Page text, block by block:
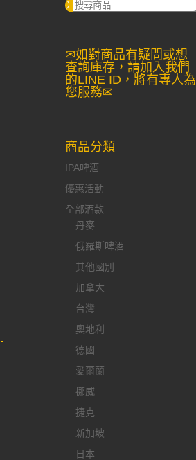
✉如對商品有疑問或想
查詢庫存，請加入我們
的LINE ID，將有專人為
您服務✉
商品分類
IPA啤酒
優惠活動
全部酒款
丹麥
俄羅斯啤酒
其他國別
加拿大
台灣
奧地利
德國
愛爾蘭
挪威
捷克
新加坡
日本